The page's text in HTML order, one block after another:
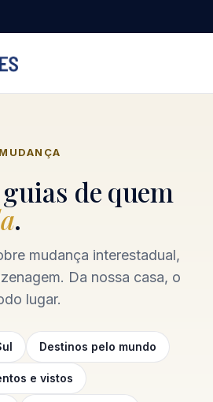
de quem
.
mudança interestadual,
Da nossa casa, o
lugar.
Destinos pelo mundo
e vistos